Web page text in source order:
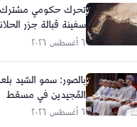
تحرك حكومي مشترك
سفينة قبالة جزر
٦ أغسطس ٢٠٢٦
بالصور: سمو السّيد
المُجيدين في مسقط
٦ أغسطس ٢٠٢٦